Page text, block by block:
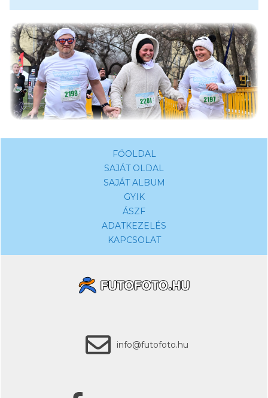
FŐOLDAL
SAJÁT OLDAL
SAJÁT ALBUM
GYIK
ÁSZF
ADATKEZELÉS
KAPCSOLAT
info@futofoto.hu